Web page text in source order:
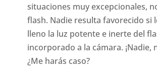
situaciones muy excepcionales,
flash. Nadie resulta favorecido si
lleno la luz potente e inerte del
incorporado a la cámara. ¡Nadie,
¿Me harás caso?